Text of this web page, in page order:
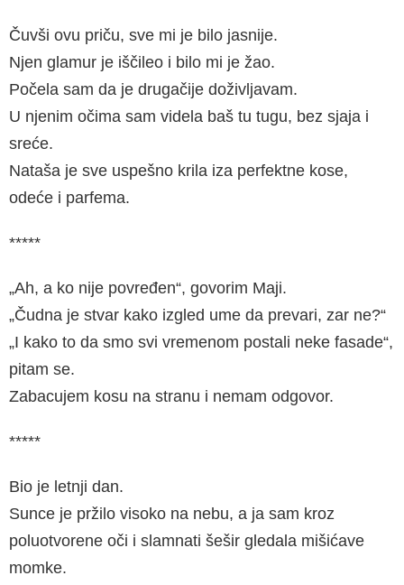
Čuvši ovu priču, sve mi je bilo jasnije.
Njen glamur je iščileo i bilo mi je žao.
Počela sam da je drugačije doživljavam.
U njenim očima sam videla baš tu tugu, bez sjaja i
sreće.
Nataša je sve uspešno krila iza perfektne kose,
odeće i parfema.
*****
„Ah, a ko nije povređen“, govorim Maji.
„Čudna je stvar kako izgled ume da prevari, zar ne?“
„I kako to da smo svi vremenom postali neke fasade“,
pitam se.
Zabacujem kosu na stranu i nemam odgovor.
*****
Bio je letnji dan.
Sunce je pržilo visoko na nebu, a ja sam kroz
poluotvorene oči i slamnati šešir gledala mišićave
momke.